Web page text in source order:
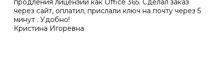
продления лицензии как Office 365. Сделал заказ
через сайт, оплатил, прислали ключ на почту через 5
минут . Удобно!
Кристина Игоревна